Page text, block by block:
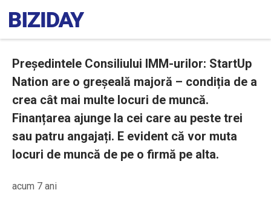
Președintele Consiliului IMM-urilor: StartUp
Nation are o greșeală majoră – condiția de a
crea cât mai multe locuri de muncă.
Finanțarea ajunge la cei care au peste trei
sau patru angajați. E evident că vor muta
locuri de muncă de pe o firmă pe alta.
acum 7 ani